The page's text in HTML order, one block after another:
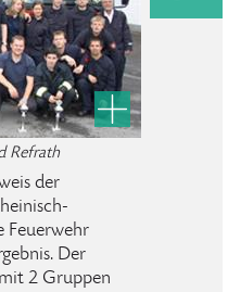
Refrath
der
Feuerwehr
Der
2 Gruppen